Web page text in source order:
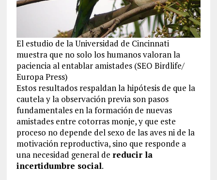
El estudio de la Universidad de Cincinnati
muestra que no solo los humanos valoran la
paciencia al entablar amistades (SEO Birdlife/
Europa Press)
Estos resultados respaldan la hipótesis de que la
cautela y la observación previa son pasos
fundamentales en la formación de nuevas
amistades entre cotorras monje, y que este
proceso no depende del sexo de las aves ni de la
motivación reproductiva, sino que responde a
una necesidad general de reducir la
incertidumbre social.